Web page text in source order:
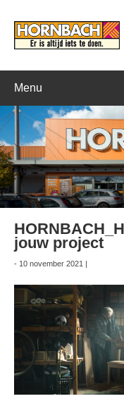
Menu
jouw project
- 10 november 2021 |